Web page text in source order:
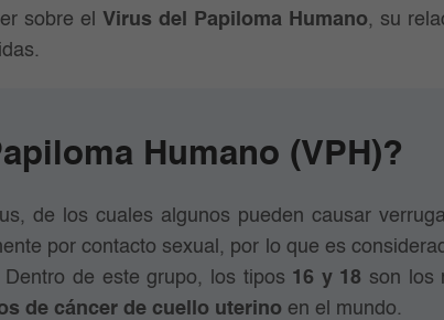
sobre el Virus del Papiloma Humano, su
Humano (VPH)?
de los cuales algunos pueden causar
por contacto sexual, por lo que es
de este grupo, los tipos 16 y 18 son los
de cáncer de cuello uterino en el mundo.